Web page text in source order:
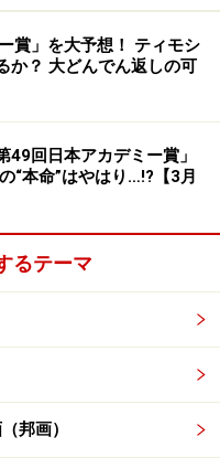
い演技を見せていたポ
士として壮絶なバトル
優だったのかと驚きで
シントン！ 超悪役を余
素晴らしい！
がちな続編ですが、そ
ぜひ大スクリーンで見
賞」を大予想！ ティモシ
か？ 大どんでん返しの可
49回日本アカデミー賞」
“本命”はやはり…!?【3月
るテーマ
邦画）